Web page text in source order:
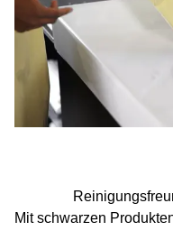
Mit schwarzen